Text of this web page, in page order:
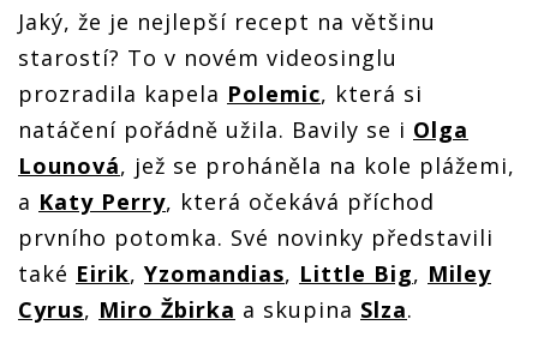
Jaký, že je nejlepší recept na většinu
starostí? To v novém videosinglu
prozradila kapela Polemic, která si
natáčení pořádně užila. Bavily se i Olga
Lounová, jež se proháněla na kole plážemi,
a Katy Perry, která očekává příchod
prvního potomka. Své novinky představili
také Eirik, Yzomandias, Little Big, Miley
Cyrus, Miro Žbirka a skupina Slza.